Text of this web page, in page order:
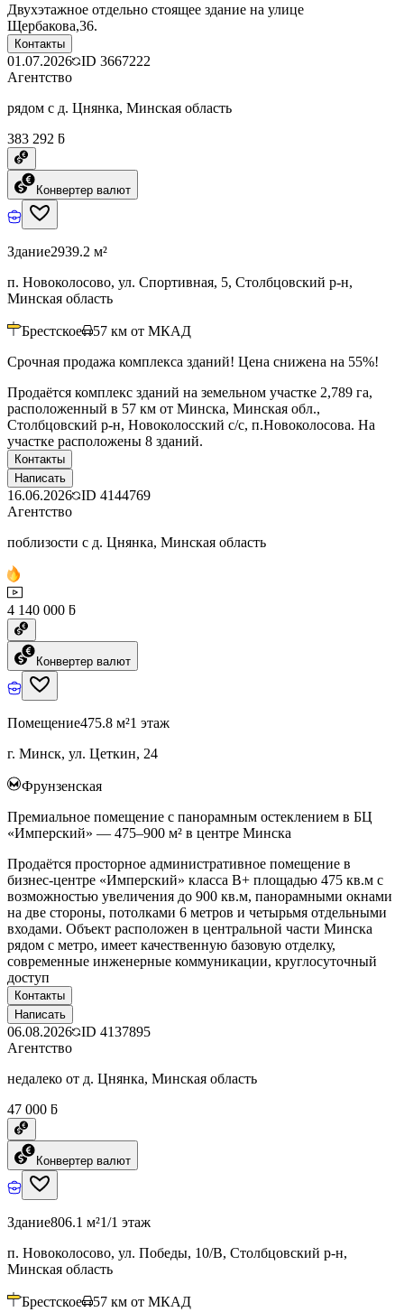
Двухэтажное отдельно стоящее здание на улице
Щербакова,36.
Контакты
01.07.2026 ID 3667222
Агентство
рядом с д. Цнянка, Минская область
383 292 ƃ
Конвертер валют
Здание2939.2 м²
п. Новоколосово, ул. Спортивная, 5, Столбцовский р-н,
Минская область
Брестское 57 км от МКАД
Срочная продажа комплекса зданий! Цена снижена на 55%!
Продаётся комплекс зданий на земельном участке 2,789 га,
расположенный в 57 км от Минска, Минская обл.,
Столбцовский р-н, Новоколосский с/с, п.Новоколосова. На
участке расположены 8 зданий.
Контакты
Написать
16.06.2026 ID 4144769
Агентство
поблизости с д. Цнянка, Минская область
4 140 000 ƃ
Конвертер валют
Помещение475.8 м²1 этаж
г. Минск, ул. Цеткин, 24
Фрунзенская
Премиальное помещение с панорамным остеклением в БЦ
«Имперский» — 475–900 м² в центре Минска
Продаётся просторное административное помещение в
бизнес-центре «Имперский» класса B+ площадью 475 кв.м с
возможностью увеличения до 900 кв.м, панорамными окнами
на две стороны, потолками 6 метров и четырьмя отдельными
входами. Объект расположен в центральной части Минска
рядом с метро, имеет качественную базовую отделку,
современные инженерные коммуникации, круглосуточный
доступ
Контакты
Написать
06.08.2026 ID 4137895
Агентство
недалеко от д. Цнянка, Минская область
47 000 ƃ
Конвертер валют
Здание806.1 м²1/1 этаж
п. Новоколосово, ул. Победы, 10/В, Столбцовский р-н,
Минская область
Брестское 57 км от МКАД